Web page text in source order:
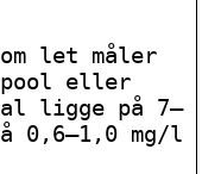
let måler
eller
ligge på 7–
0,6–1,0 mg/l